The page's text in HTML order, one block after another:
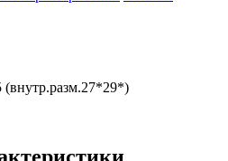
(внутр.разм.27*29*)